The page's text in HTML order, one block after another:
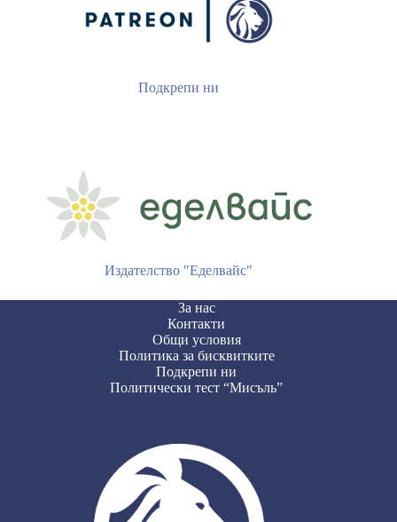
Подкрепи ни
Издателство "Еделвайс"
За нас
Контакти
Общи условия
Политика за бисквитките
Подкрепи ни
Политически тест “Мисъль”